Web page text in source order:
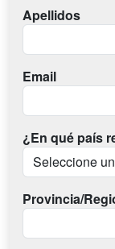
Apellidos
Email
¿En qué país
Provincia/